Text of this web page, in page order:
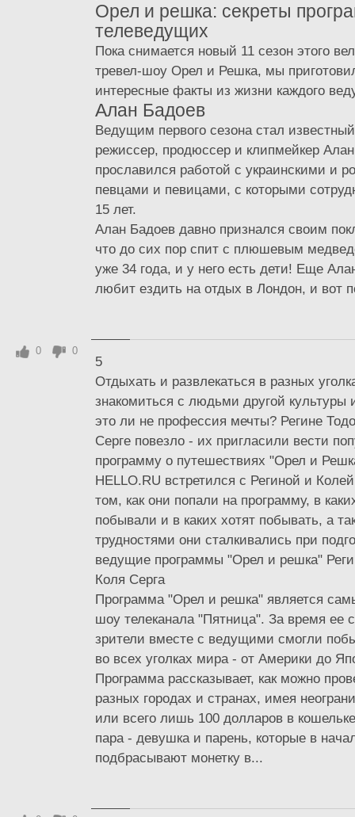
Орел и решка: секреты
телеведущих
Пока снимается новый 11 сезон этого
тревел-шоу Орел и Решка, мы
интересные факты из жизни каждого
Алан Бадоев
Ведущим первого сезона стал
режиссер, продюссер и клипмейкер
прославился работой с украинскими и
певцами и певицами, с которыми
15 лет.
Алан Бадоев давно признался своим
что до сих пор спит с плюшевым
уже 34 года, и у него есть дети! Еще
любит ездить на отдых в Лондон, и вот
5
Отдыхать и развлекаться в разных
знакомиться с людьми другой
это ли не профессия мечты? Регине
Серге повезло - их пригласили вести
программу о путешествиях "Орел и
HELLO.RU встретился с Региной и
том, как они попали на программу, в
побывали и в каких хотят побывать, а
трудностями они сталкивались при
ведущие программы "Орел и решка"
Коля Серга
Программа "Орел и решка" является
шоу телеканала "Пятница". За время ее
зрители вместе с ведущими смогли
во всех уголках мира - от Америки до
Программа рассказывает, как можно
разных городах и странах, имея
или всего лишь 100 долларов в
пара - девушка и парень, которые в
подбрасывают монетку в...
0 0